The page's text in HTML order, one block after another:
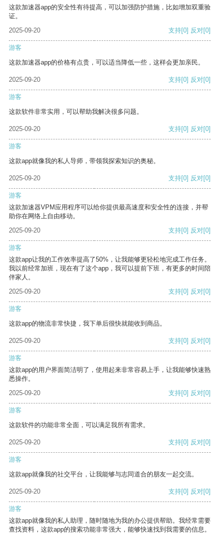
这款加速器app的安全性有待提高，可以加强防护措施，比如增加双重验
证。
2025-09-20
支持[0] 反对[0]
游客
这款加速器app的价格有点贵，可以适当降低一些，这样会更加亲民。
2025-09-20 支持[0] 反对[0]
游客
这款软件非常实用，可以帮助我解决很多问题。
2025-09-20 支持[0] 反对[0]
游客
这款app就像我的私人导师，带领我探索知识的奥秘。
2025-09-20 支持[0] 反对[0]
游客
这款加速器VPM应用程序可以给你提供最高速度和安全性的连接，并帮
助你在网络上自由移动。
2025-09-20
支持[0] 反对[0]
游客
这款app让我的工作效率提高了50%，让我能够更轻松地完成工作任务。
我以前经常加班，现在有了这个app，我可以提前下班，有更多的时间陪
伴家人。
2025-09-20
支持[0] 反对[0]
游客
这款app的物流非常快捷，我下单后很快就能收到商品。
2025-09-20 支持[0] 反对[0]
游客
这款app的用户界面简洁明了，使用起来非常容易上手，让我能够快速熟
悉操作。
2025-09-20
支持[0] 反对[0]
游客
这款软件的功能非常全面，可以满足我所有需求。
2025-09-20 支持[0] 反对[0]
游客
这款app就像我的社交平台，让我能够与志同道合的朋友一起交流。
2025-09-20 支持[0] 反对[0]
游客
这款app就像我的私人助理，随时随地为我的办公提供帮助。我经常需要
查找资料，这款app的搜索功能非常强大，能够快速找到我需要的信息。